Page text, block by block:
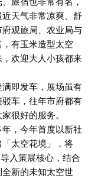
天气非常凉爽、舒
观旅局、农业局与
有玉米造型太空
欢迎大人小孩都来
即发车，展场虽有
车，往年市府都有
很好的服务。
，今年首度以新社
太空花境」，将
入策展核心，结合
新的未知太空世